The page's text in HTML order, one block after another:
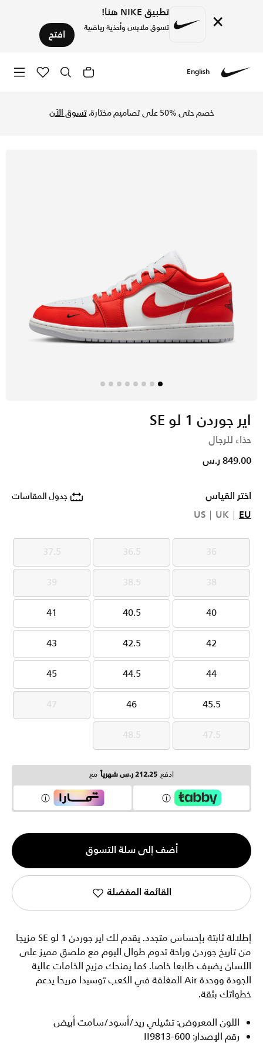
× تطبيق NIKE هنا!
تسوق ملابس وأحذية رياضية افتح
English
خصم حتى %50 على تصاميم مختارة. تسوق الآن
اير جوردن 1 لو SE
حذاء للرجال
849.00 ر.س
اختر القياس جدول المقاسات
EU
UK
US
36
36
36.5
36.5
37.5
37.5
38
38
38.5
38.5
39
39
40
40
40.5
40.5
41
41
42
42
42.5
42.5
43
43
44
44
44.5
44.5
45
45
45.5
45.5
46
46
47
47
47.5
47.5
48.5
48.5
ادفع 212.25 ر.س شهرياً مع
الكمية
1
أضف إلى سلة التسوق
القائمة المفضلة
إطلالة ثابتة بإحساس متجدد. يقدم لك اير جوردن 1 لو SE مزيجا
من تاريخ جوردن وراحة تدوم طوال اليوم مع ملصق مميز على
اللسان يضيف طابعا خاصا. كما يمنحك مزيج الخامات عالية
الجودة ووحدة Air المغلفة في الكعب توسيدا مريحا يدعم
خطواتك بثقة.
اللون المعروض: تشيلي ريد/أسود/سامت أبيض
رقم الإصدار: II9813-600